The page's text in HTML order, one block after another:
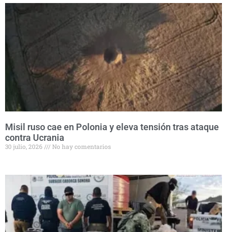
Misil ruso cae en Polonia y eleva tensión tras ataque
contra Ucrania
30 julio, 2026 No hay comentarios